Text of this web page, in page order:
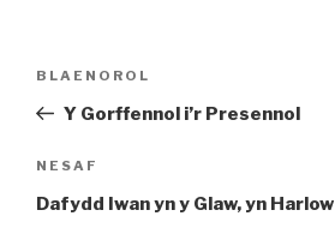
Cofnod
Blaenorol
BLAENOROL
Y Gorffennol i’r Presennol
Cofnod
Nesaf
NESAF
Dafydd Iwan yn y Glaw, yn Harlow